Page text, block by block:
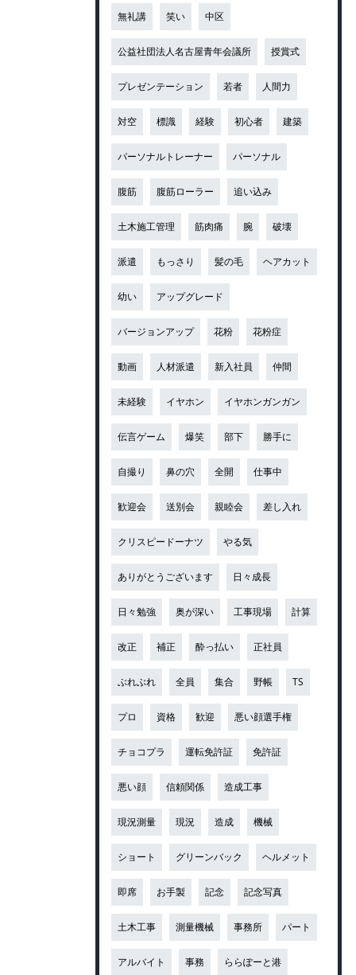
無礼講 笑い 中区
公益社団法人名古屋青年会議所 授賞式
プレゼンテーション 若者 人間力
対空 標識 経験 初心者 建築
パーソナルトレーナー パーソナル
腹筋 腹筋ローラー 追い込み
土木施工管理 筋肉痛 腕 破壊
派遣 もっさり 髪の毛 ヘアカット
幼い アップグレード
バージョンアップ 花粉 花粉症
動画 人材派遣 新入社員 仲間
未経験 イヤホン イヤホンガンガン
伝言ゲーム 爆笑 部下 勝手に
自撮り 鼻の穴 全開 仕事中
歓迎会 送別会 親睦会 差し入れ
クリスピードーナツ やる気
ありがとうございます 日々成長
日々勉強 奥が深い 工事現場 計算
改正 補正 酔っ払い 正社員
ぶれぶれ 全員 集合 野帳 TS
プロ 資格 歓迎 悪い顔選手権
チョコプラ 運転免許証 免許証
悪い顔 信頼関係 造成工事
現況測量 現況 造成 機械
ショート グリーンバック ヘルメット
即席 お手製 記念 記念写真
土木工事 測量機械 事務所 パート
アルバイト 事務 ららぽーと港